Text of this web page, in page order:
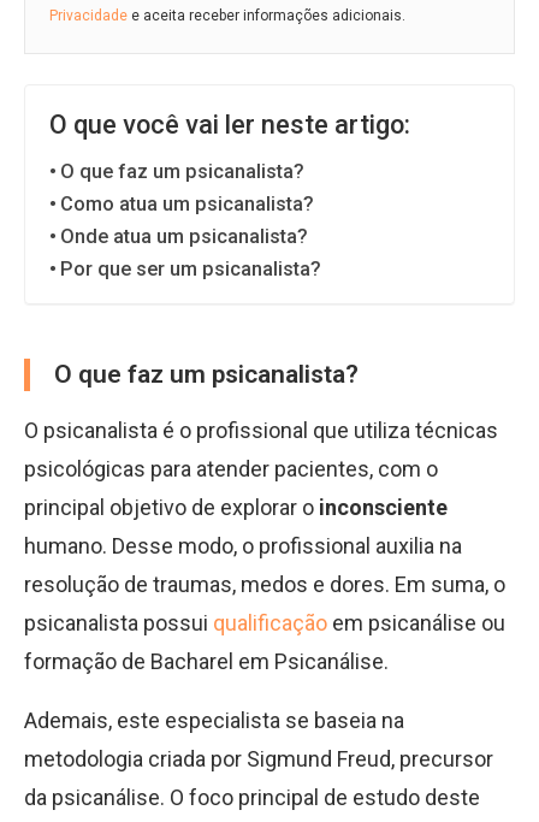
Privacidade e aceita receber informações adicionais.
O que você vai ler neste artigo:
O que faz um psicanalista?
Como atua um psicanalista?
Onde atua um psicanalista?
Por que ser um psicanalista?
O que faz um psicanalista?
O psicanalista é o profissional que utiliza técnicas
psicológicas para atender pacientes, com o
principal objetivo de explorar o inconsciente
humano. Desse modo, o profissional auxilia na
resolução de traumas, medos e dores. Em suma, o
psicanalista possui qualificação em psicanálise ou
formação de Bacharel em Psicanálise.
Ademais, este especialista se baseia na
metodologia criada por Sigmund Freud, precursor
da psicanálise. O foco principal de estudo deste